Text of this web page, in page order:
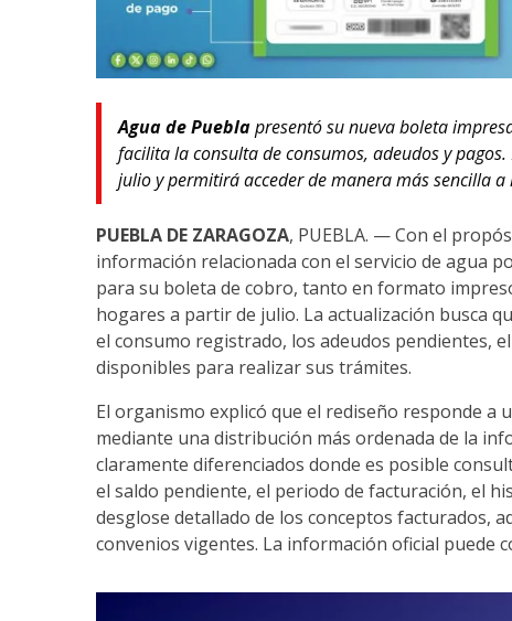
Agua de Pueblapresentó su nueva boleta
facilita la consulta de consumos, adeudos y
julio y permitirá acceder de manera más sencilla
PUEBLA DE ZARAGOZA, PUEBLA. — Con el
información relacionada con el servicio de agua
para su boleta de cobro, tanto en formato
hogares a partir de julio. La actualización busca
el consumo registrado, los adeudos pendientes,
disponibles para realizar sus trámites.
El organismo explicó que el rediseño responde
mediante una distribución más ordenada de la
claramente diferenciados donde es posible
el saldo pendiente, el periodo de facturación, el
desglose detallado de los conceptos facturados,
convenios vigentes. La información oficial puede